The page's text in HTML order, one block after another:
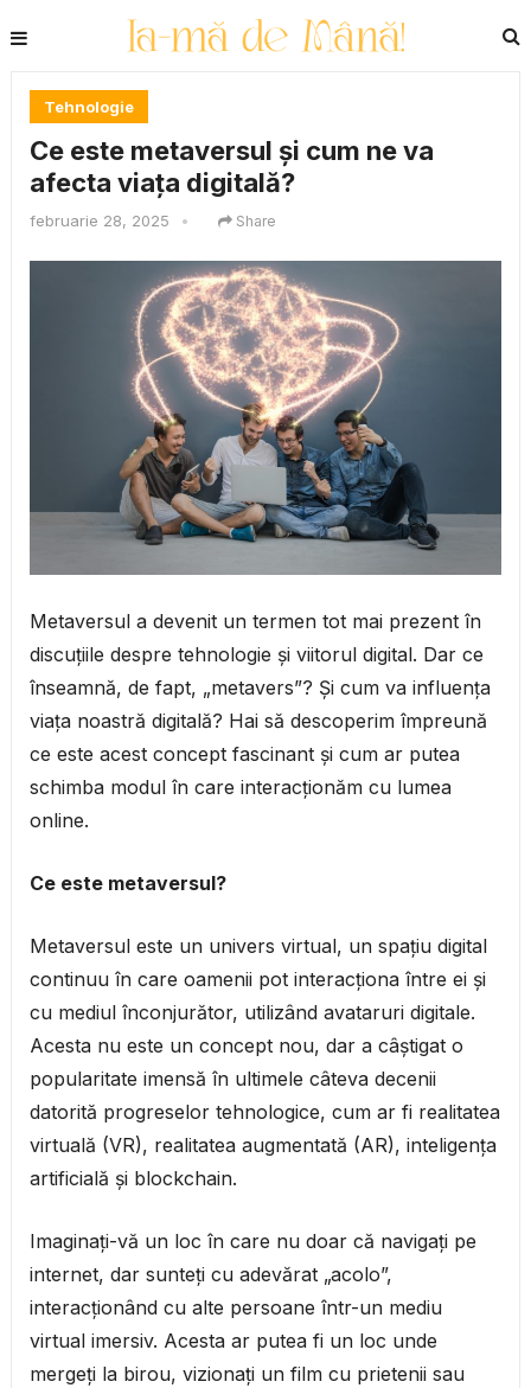
Tehnologie
Ce este metaversul și cum ne va
afecta viața digitală?
februarie 28, 2025 • Share
Metaversul a devenit un termen tot mai prezent în
discuțiile despre tehnologie și viitorul digital. Dar ce
înseamnă, de fapt, „metavers”? Și cum va influența
viața noastră digitală? Hai să descoperim împreună
ce este acest concept fascinant și cum ar putea
schimba modul în care interacționăm cu lumea
online.
Ce este metaversul?
Metaversul este un univers virtual, un spațiu digital
continuu în care oamenii pot interacționa între ei și
cu mediul înconjurător, utilizând avataruri digitale.
Acesta nu este un concept nou, dar a câștigat o
popularitate imensă în ultimele câteva decenii
datorită progreselor tehnologice, cum ar fi realitatea
virtuală (VR), realitatea augmentată (AR), inteligența
artificială și blockchain.
Imaginați-vă un loc în care nu doar că navigați pe
internet, dar sunteți cu adevărat „acolo”,
interacționând cu alte persoane într-un mediu
virtual imersiv. Acesta ar putea fi un loc unde
mergeți la birou, vizionați un film cu prietenii sau